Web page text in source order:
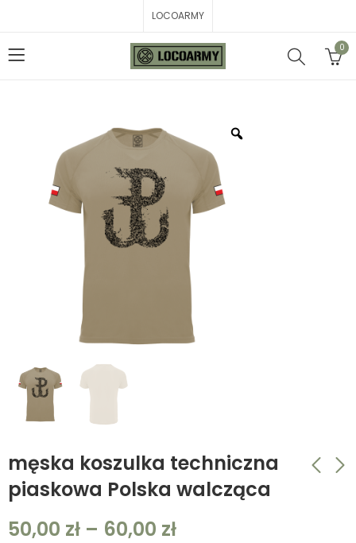
LOCOARMY
0
męska koszulka techniczna
piaskowa Polska walcząca
50,00 zł – 60,00 zł